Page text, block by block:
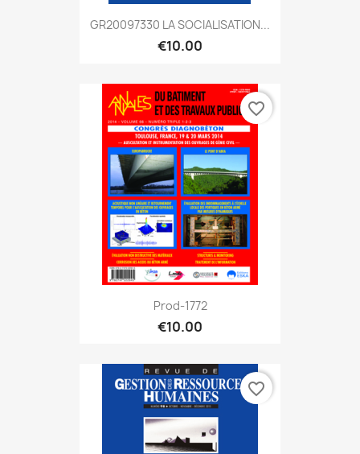
GR20097330 LA SOCIALISATION...
€10.00
Prod-1772
€10.00
favorite_border
favorite_border